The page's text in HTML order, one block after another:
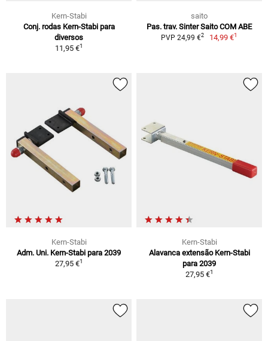
Kern-Stabi
Conj. rodas Kern-Stabi para
diversos
11,95 €1
saito
Pas. trav. Sinter Saito COM ABE
PVP 24,99 €2 14,99 €1
Kern-Stabi
Adm. Uni. Kern-Stabi para 2039
27,95 €1
Kern-Stabi
Alavanca extensão Kern-Stabi
para 2039
27,95 €1